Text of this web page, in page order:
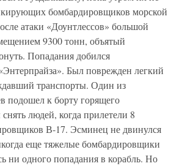
бомбардировщиков морской
атаки «Доунтлессов» большой
9300 тонн, объятый
Попадания добился
Был поврежден легкий
транспорты. Один из
подошел к борту горящего
людей, когда прилетели 8
В-17. Эсминец не двинулся
еще тяжелые бомбардировщики
ни одного попадания в корабль. Но